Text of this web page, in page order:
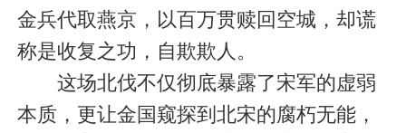
金兵代取燕京，以百万贯赎回空城，却谎
称是收复之功，自欺欺人。
这场北伐不仅彻底暴露了宋军的虚弱
本质，更让金国窥探到北宋的腐朽无能，